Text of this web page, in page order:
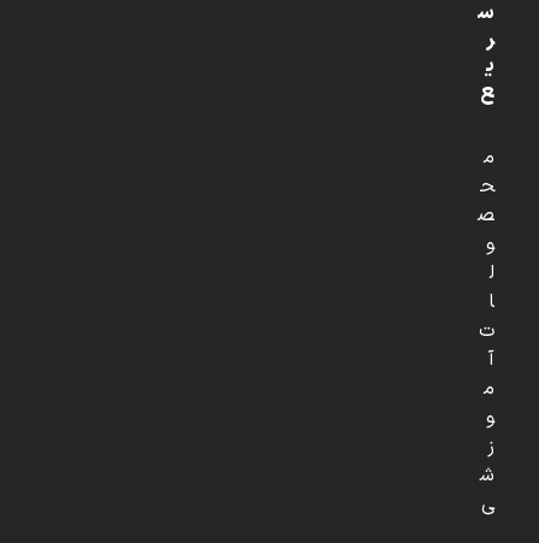
س
ر
ی
ع
م
ح
ص
و
ل
ا
ت
آ
م
و
ز
ش
ی